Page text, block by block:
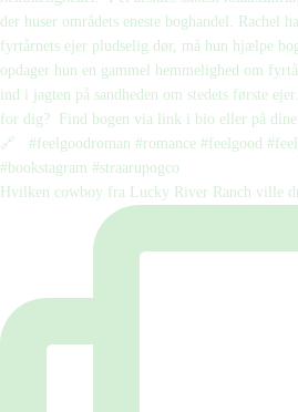
Hvilken cowboy fra Lucky River Ranch ville